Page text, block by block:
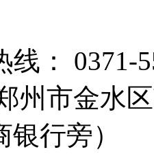
线： 0371-
州市金水
行旁）